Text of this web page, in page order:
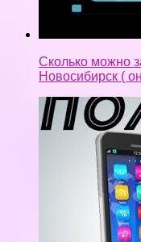
Сколько можно
Новосибирск (